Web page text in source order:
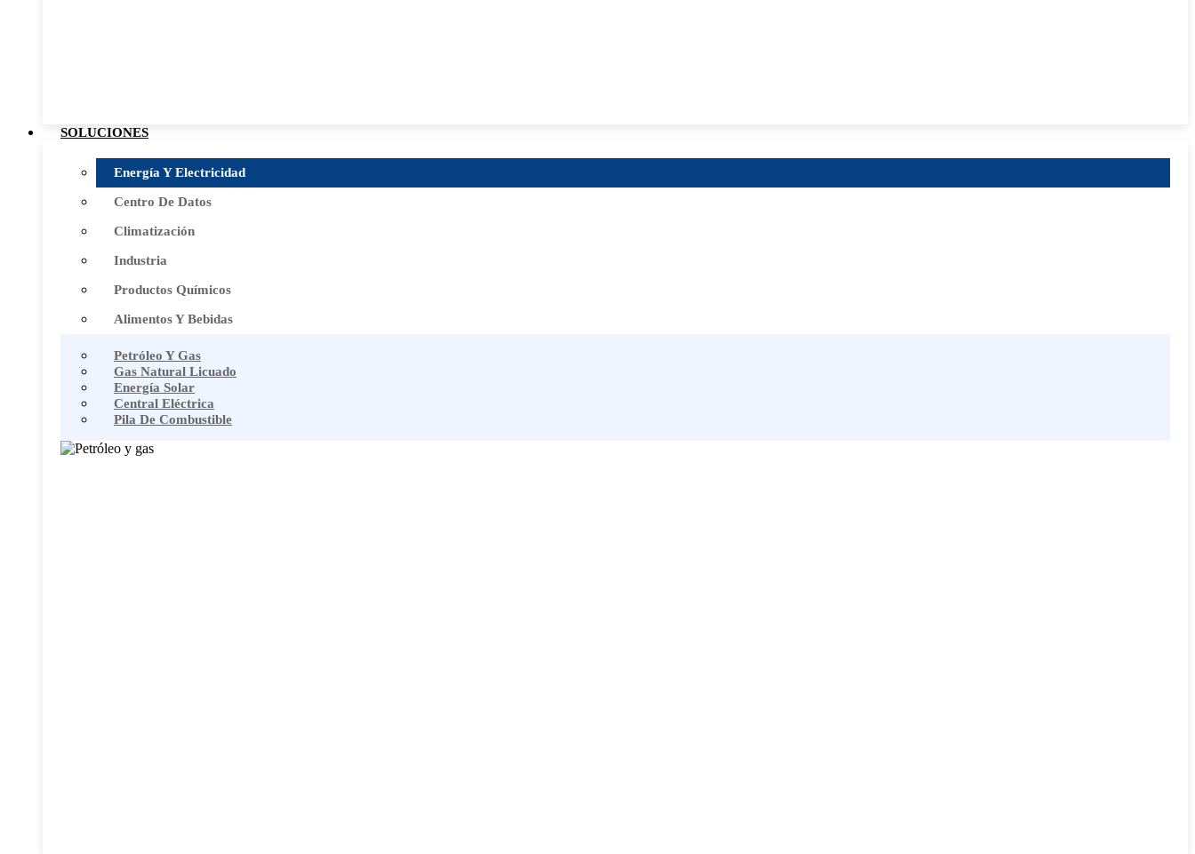
SOLUCIONES
Energía Y Electricidad
Centro De Datos
Climatización
Industria
Productos Químicos
Alimentos Y Bebidas
Petróleo Y Gas
Gas Natural Licuado
Energía Solar
Central Eléctrica
Pila De Combustible